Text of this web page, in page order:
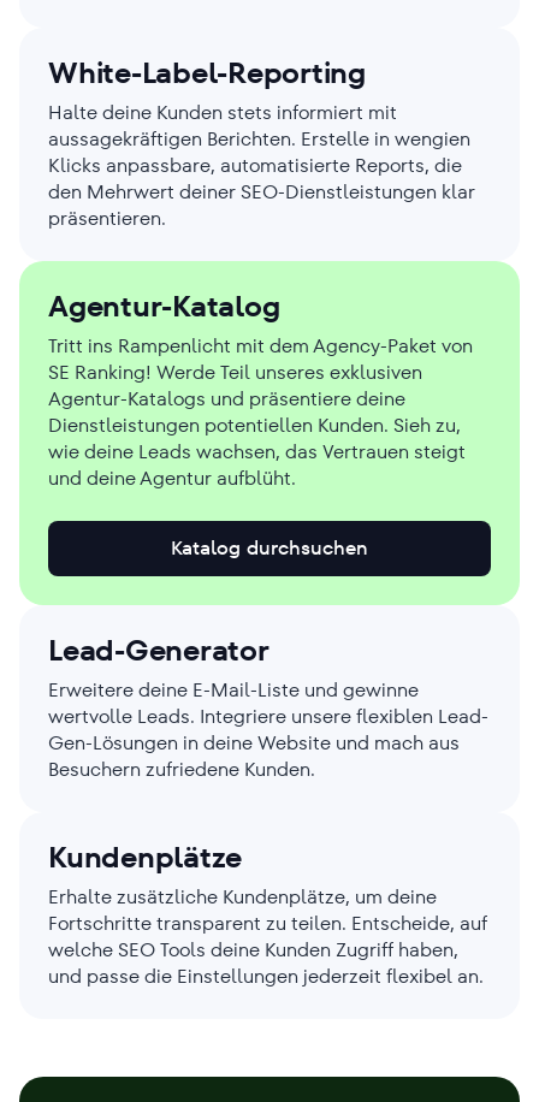
White-Label-Reporting
Halte deine Kunden stets informiert mit
aussagekräftigen Berichten. Erstelle in wengien
Klicks anpassbare, automatisierte Reports, die
den Mehrwert deiner SEO-Dienstleistungen klar
präsentieren.
Agentur-Katalog
Tritt ins Rampenlicht mit dem Agency-Paket von
SE Ranking! Werde Teil unseres exklusiven
Agentur-Katalogs und präsentiere deine
Dienstleistungen potentiellen Kunden. Sieh zu,
wie deine Leads wachsen, das Vertrauen steigt
und deine Agentur aufblüht.
Katalog durchsuchen
Lead-Generator
Erweitere deine E-Mail-Liste und gewinne
wertvolle Leads. Integriere unsere flexiblen Lead-
Gen-Lösungen in deine Website und mach aus
Besuchern zufriedene Kunden.
Kundenplätze
Erhalte zusätzliche Kundenplätze, um deine
Fortschritte transparent zu teilen. Entscheide, auf
welche SEO Tools deine Kunden Zugriff haben,
und passe die Einstellungen jederzeit flexibel an.